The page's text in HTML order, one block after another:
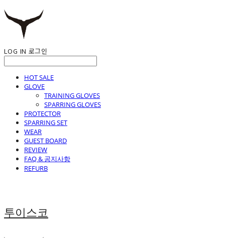
LOG IN 로그인
HOT SALE
GLOVE
TRAINING GLOVES
SPARRING GLOVES
PROTECTOR
SPARRING SET
WEAR
GUEST BOARD
REVIEW
FAQ & 공지사항
REFURB
투이스코